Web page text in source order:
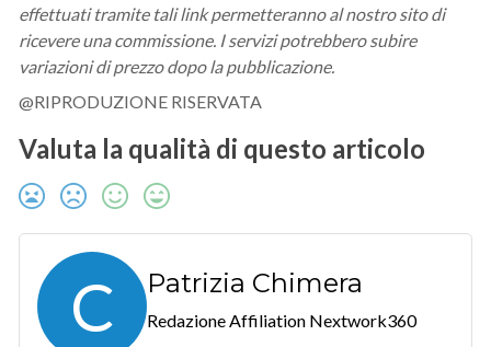
effettuati tramite tali link permetteranno al nostro sito di
ricevere una commissione. I servizi potrebbero subire
variazioni di prezzo dopo la pubblicazione.
@RIPRODUZIONE RISERVATA
Valuta la qualità di questo articolo
C Patrizia Chimera
Redazione Affiliation Nextwork360